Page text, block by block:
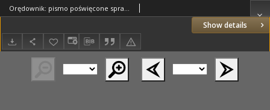
Show details
Orędownik: pismo poświęcone sprawom politycznym i spółecznym 1901.03.23 R.31 Nr69